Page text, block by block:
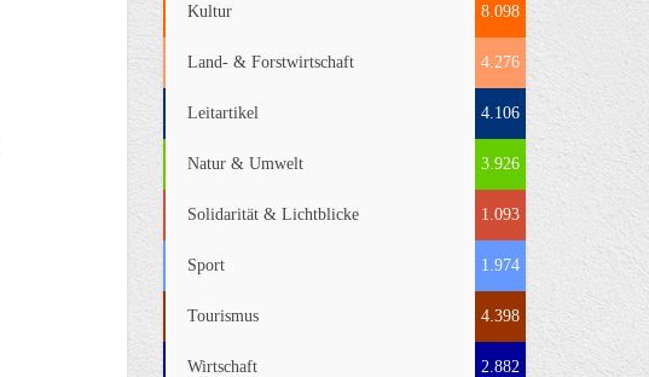
Kultur 8.098
Land- & Forstwirtschaft 4.276
Leitartikel 4.106
Natur & Umwelt 3.926
Solidarität & Lichtblicke 1.093
Sport 1.974
Tourismus 4.398
Wirtschaft 2.882